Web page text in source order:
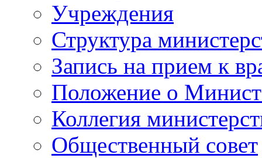
Учреждения
Структура
Запись на прием к
Положение о
Коллегия
Общественный совет